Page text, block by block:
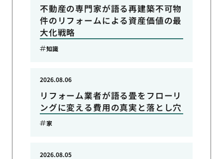
不動産の専門家が語る再建築不可物
件のリフォームによる資産価値の最
大化戦略
知識
リフォーム業者が語る畳をフローリ
ングに変える費用の真実と落とし穴
2026.08.06
家
2026.08.05